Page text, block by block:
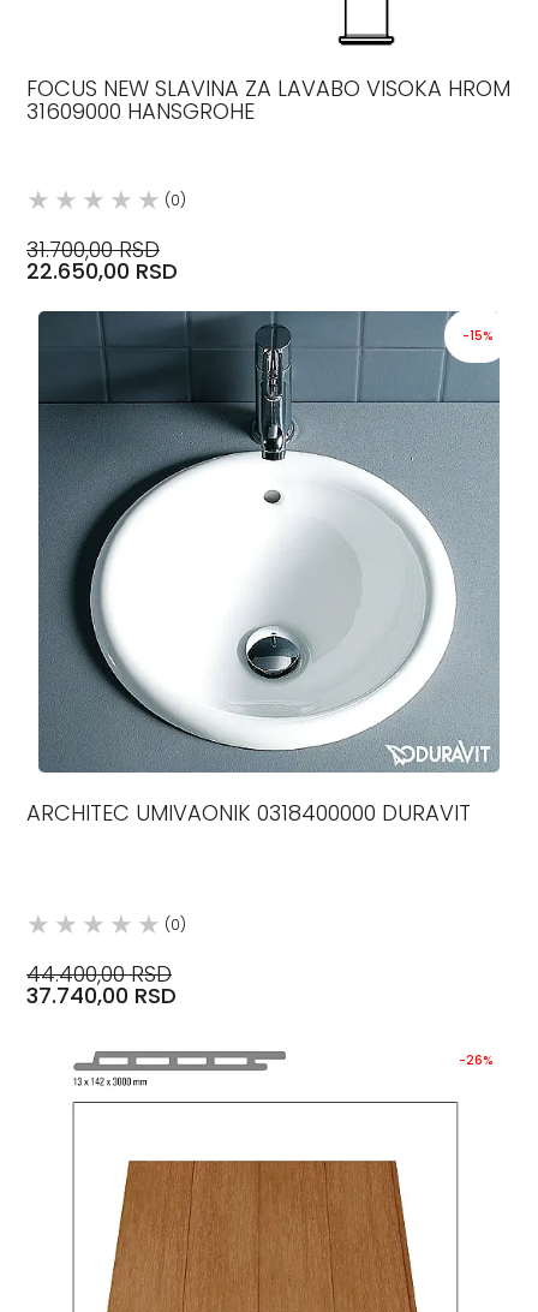
FOCUS NEW SLAVINA ZA LAVABO VISOKA HROM
31609000 HANSGROHE
(0)
31.700,00 RSD
22.650,00 RSD
-15%
ARCHITEC UMIVAONIK 0318400000 DURAVIT
(0)
44.400,00 RSD
37.740,00 RSD
-26%